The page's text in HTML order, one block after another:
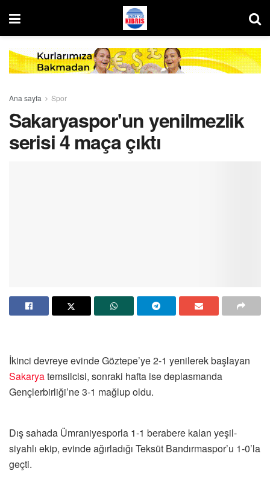
Ana sayfa Spor
Sakaryaspor'un yenilmezlik
serisi 4 maça çıktı
İkinci devreye evinde Göztepe’ye 2-1 yenilerek başlayan
Sakaryatemsilcisi, sonraki hafta ise deplasmanda
Gençlerbirliği’ne 3-1 mağlup oldu.
Dış sahada Ümraniyesporla 1-1 berabere kalan yeşil-
siyahlı ekip, evinde ağırladığı Teksüt Bandırmaspor’u 1-0’la
geçti.